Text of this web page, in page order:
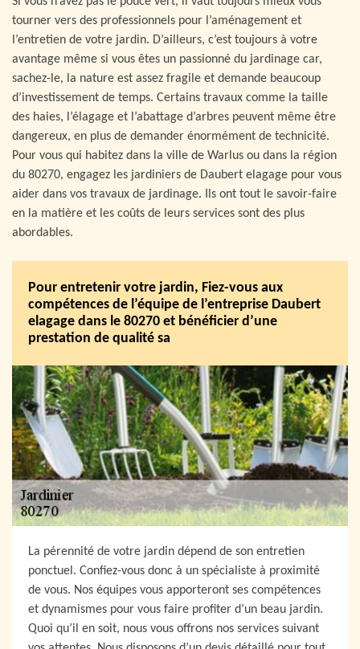
tourner vers des professionnels pour l’aménagement et
l’entretien de votre jardin. D’ailleurs, c’est toujours à votre
avantage même si vous êtes un passionné du jardinage car,
sachez-le, la nature est assez fragile et demande beaucoup
d’investissement de temps. Certains travaux comme la taille
des haies, l’élagage et l’abattage d’arbres peuvent même être
dangereux, en plus de demander énormément de technicité.
Pour vous qui habitez dans la ville de Warlus ou dans la région
du 80270, engagez les jardiniers de Daubert elagage pour vous
aider dans vos travaux de jardinage. Ils ont tout le savoir-faire
en la matière et les coûts de leurs services sont des plus
abordables.
Pour entretenir votre jardin, Fiez-vous aux
compétences de l’équipe de l’entreprise Daubert
elagage dans le 80270 et bénéficier d’une
prestation de qualité sa
La pérennité de votre jardin dépend de son entretien
ponctuel. Confiez-vous donc à un spécialiste à proximité
de vous. Nos équipes vous apporteront ses compétences
et dynamismes pour vous faire profiter d’un beau jardin.
Quoi qu’il en soit, nous vous offrons nos services suivant